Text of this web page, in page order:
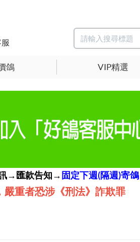
鴿 VIP精選
→匯款告知→固定下週(隔週)寄鴿
重者恐涉《刑法》詐欺罪